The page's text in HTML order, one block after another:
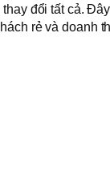
đổi tất cả.
rẻ và doanh